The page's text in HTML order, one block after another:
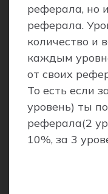
реферала, но
реферала.
количество и
каждым
от своих
То есть если
уровень) ты
реферала(2
10%, за 3